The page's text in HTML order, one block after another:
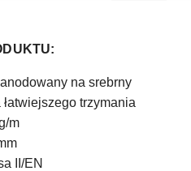
na srebrny
trzymania
m
II/EN